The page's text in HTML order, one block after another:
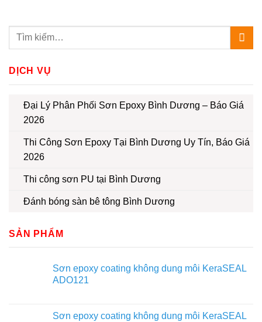
DỊCH VỤ
Đại Lý Phân Phối Sơn Epoxy Bình Dương – Báo Giá
2026
Thi Công Sơn Epoxy Tại Bình Dương Uy Tín, Báo Giá
2026
Thi công sơn PU tại Bình Dương
Đánh bóng sàn bê tông Bình Dương
SẢN PHẨM
Sơn epoxy coating không dung môi KeraSEAL
ADO121
Sơn epoxy coating không dung môi KeraSEAL